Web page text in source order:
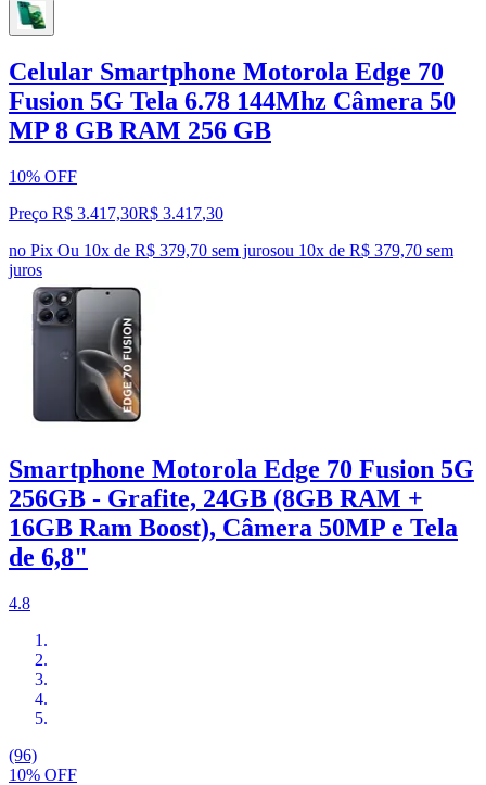
Celular Smartphone Motorola Edge 70
Fusion 5G Tela 6.78 144Mhz Câmera 50
MP 8 GB RAM 256 GB
10% OFF
Preço R$ 3.417,30R$ 3.417,30
no Pix Ou 10x de R$ 379,70 sem jurosou 10x de R$ 379,70 sem
juros
Smartphone Motorola Edge 70 Fusion 5G
256GB - Grafite, 24GB (8GB RAM +
16GB Ram Boost), Câmera 50MP e Tela
de 6,8"
4.8
(96)
10% OFF